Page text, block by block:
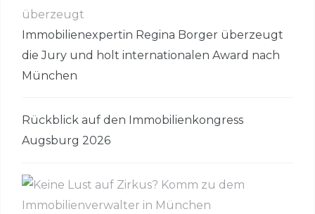
Immobilienexpertin Regina Borger überzeugt
die Jury und holt internationalen Award nach
München
Rückblick auf den Immobilienkongress
Augsburg 2026